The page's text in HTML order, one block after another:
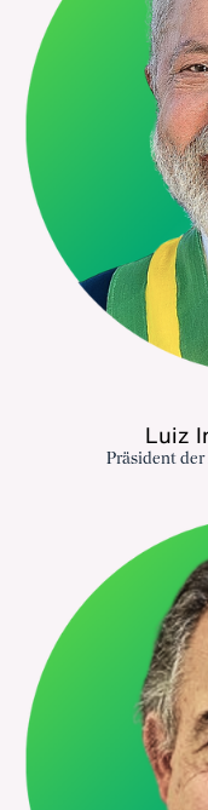
Luiz
Präsident